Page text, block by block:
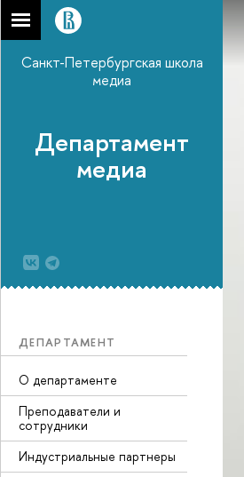
Санкт-Петербургская школа
медиа
Департамент
медиа
ДЕПАРТАМЕНТ
О департаменте
Преподаватели и
сотрудники
Индустриальные партнеры